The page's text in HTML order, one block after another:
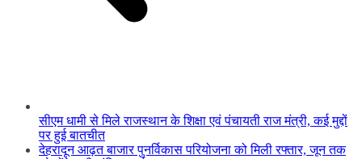
सीएम धामी से मिले राजस्थान के शिक्षा एवं पंचायती राज मंत्री, कई मुद्दों
पर हुई बातचीत
देहरादून आढ़त बाजार पुनर्विकास परियोजना को मिली रफ्तार, जून तक